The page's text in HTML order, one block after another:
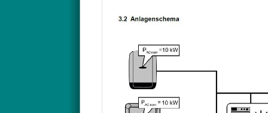
über SolarWeb als Gesamtanlage